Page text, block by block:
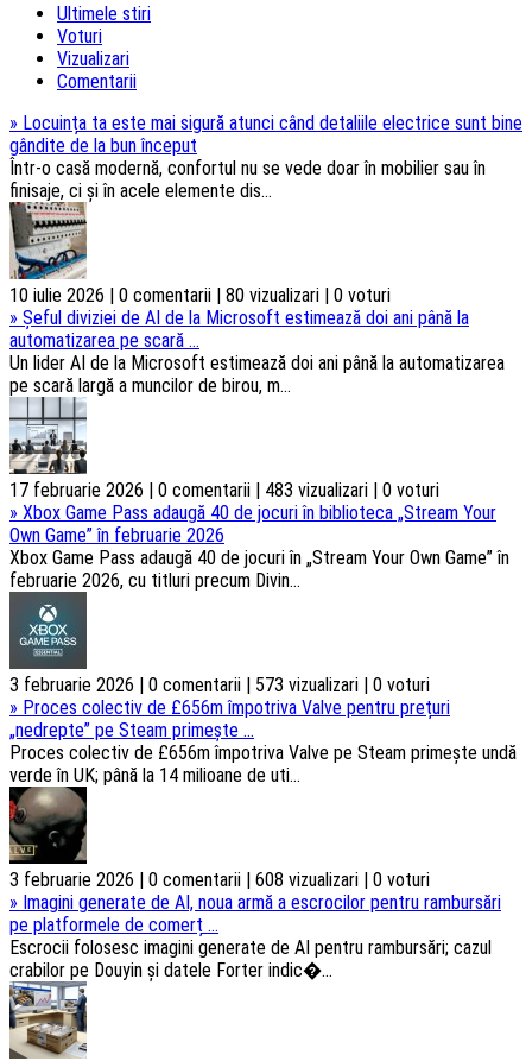
Ultimele stiri
Voturi
Vizualizari
Comentarii
» Locuința ta este mai sigură atunci când detaliile electrice sunt bine
gândite de la bun început
Într-o casă modernă, confortul nu se vede doar în mobilier sau în
finisaje, ci și în acele elemente dis...
10 iulie 2026 | 0 comentarii | 80 vizualizari | 0 voturi
» Șeful diviziei de AI de la Microsoft estimează doi ani până la
automatizarea pe scară ...
Un lider AI de la Microsoft estimează doi ani până la automatizarea
pe scară largă a muncilor de birou, m...
17 februarie 2026 | 0 comentarii | 483 vizualizari | 0 voturi
» Xbox Game Pass adaugă 40 de jocuri în biblioteca „Stream Your
Own Game” în februarie 2026
Xbox Game Pass adaugă 40 de jocuri în „Stream Your Own Game” în
februarie 2026, cu titluri precum Divin...
3 februarie 2026 | 0 comentarii | 573 vizualizari | 0 voturi
» Proces colectiv de £656m împotriva Valve pentru prețuri
„nedrepte” pe Steam primește ...
Proces colectiv de £656m împotriva Valve pe Steam primește undă
verde în UK; până la 14 milioane de uti...
3 februarie 2026 | 0 comentarii | 608 vizualizari | 0 voturi
» Imagini generate de AI, noua armă a escrocilor pentru rambursări
pe platformele de comerț ...
Escrocii folosesc imagini generate de AI pentru rambursări; cazul
crabilor pe Douyin și datele Forter indic�...